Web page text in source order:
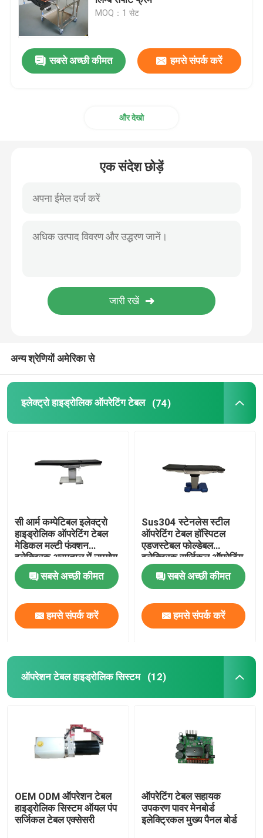
इलेक्ट्रो हाइड्रोलिक सिस्टम सहायक उपकरण
जेल रोगी पोजिशनर्स
MOQ：1 सेट
सबसे अच्छी कीमत हमसे संपर्क करें
और देखो
एक संदेश छोड़ें
अन्य श्रेणियों अमेरिका से
इलेक्ट्रो हाइड्रोलिक ऑपरेटिंग टेबल (74)
सी आर्म कम्पेटिबल इलेक्ट्रो
हाइड्रोलिक ऑपरेटिंग टेबल
मेडिकल मल्टी फंक्शन
इलेक्ट्रिक अस्पताल में उपयोग
किया जाता है
सबसे अच्छी कीमत
हमसे संपर्क करें
Sus304 स्टेनलेस स्टील
ऑपरेटिंग टेबल हॉस्पिटल
एडजस्टेबल फोल्डेबल
इलेक्ट्रिक सर्जिकल ऑपरेटिंग
टेबल
सबसे अच्छी कीमत
हमसे संपर्क करें
ऑपरेशन टेबल हाइड्रोलिक सिस्टम (12)
OEM ODM ऑपरेशन टेबल
हाइड्रोलिक सिस्टम ऑयल पंप
सर्जिकल टेबल एक्सेसरी
ऑपरेटिंग टेबल सहायक
उपकरण पावर मेनबोर्ड
इलेक्ट्रिकल मुख्य पैनल बोर्ड